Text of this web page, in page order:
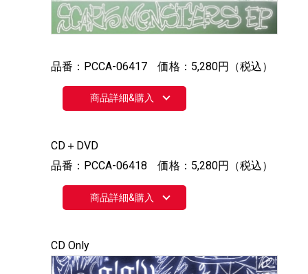
品番：PCCA-06417 価格：5,280円（税込）
商品詳細&購入
CD＋DVD
品番：PCCA-06418 価格：5,280円（税込）
商品詳細&購入
CD Only